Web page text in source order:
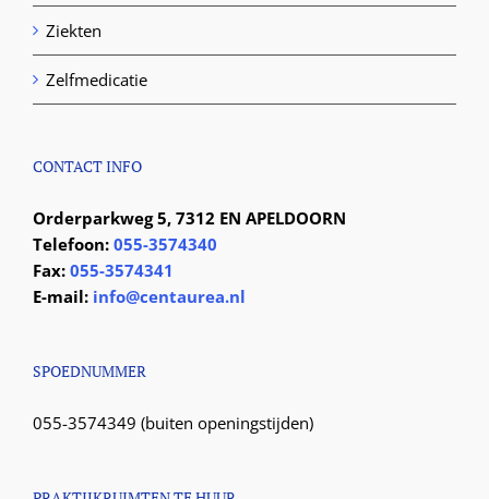
Ziekten
Zelfmedicatie
CONTACT INFO
Orderparkweg 5, 7312 EN APELDOORN
Telefoon: 055-3574340
Fax: 055-3574341
E-mail: info@centaurea.nl
SPOEDNUMMER
055-3574349 (buiten openingstijden)